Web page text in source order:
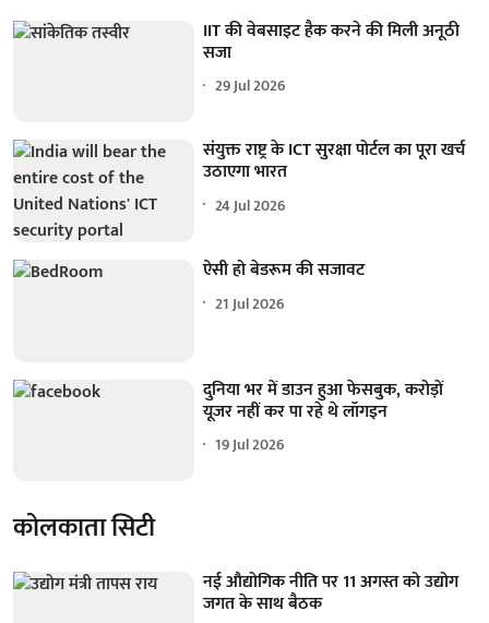
IIT की वेबसाइट हैक करने की मिली अनूठी
सजा
29 Jul 2026
संयुक्त राष्ट्र के ICT सुरक्षा पोर्टल का पूरा खर्च
उठाएगा भारत
24 Jul 2026
ऐसी हो बेडरूम की सजावट
21 Jul 2026
दुनिया भर में डाउन हुआ फेसबुक, करोड़ों
यूजर नहीं कर पा रहे थे लॉगइन
19 Jul 2026
कोलकाता सिटी
नई औद्योगिक नीति पर 11 अगस्त को उद्योग
जगत के साथ बैठक